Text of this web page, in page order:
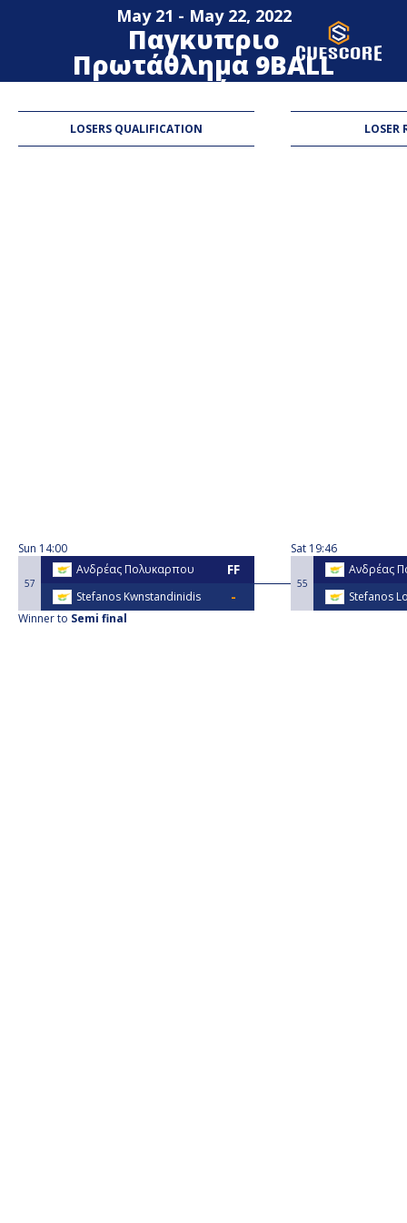
May 21 - May 22, 2022
Παγκυπριο
Πρωτάθλημα 9BALL
Γ'Κατηγορίας 2022
ΤΙΜΕ ΟFF CAFE
9-Ball
LOSERS QUALIFICATION LOSER
Sun 14:00
57
Ανδρέας Πολυκαρπου
Stefanos Kwnstandinidis
Winner to Semi final
Sat 19:46
55
Ανδρέας
Stefanos